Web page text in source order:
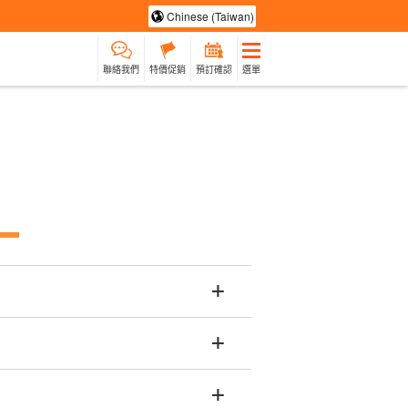
Chinese (Taiwan)
聯絡我們 特價促銷 預訂確認 選單